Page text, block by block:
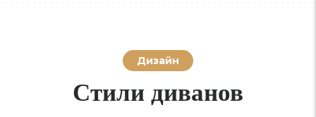
Дизайн
Стили диванов